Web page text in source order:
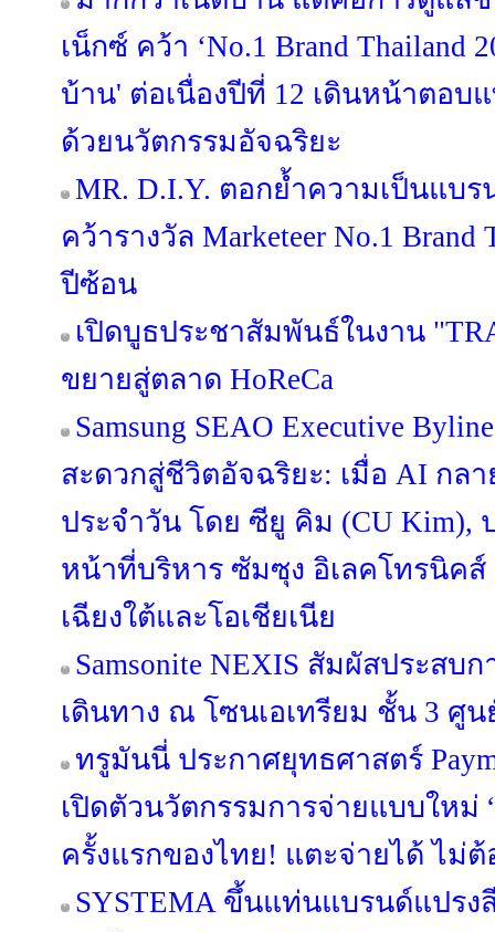
เน็กซ์ คว้า ‘No.1 Brand Thailand
บ้าน' ต่อเนื่องปีที่ 12 เดินหน้าตอบ
ด้วยนวัตกรรมอัจฉริยะ
MR. D.I.Y. ตอกย้ำความเป็นแบ
คว้ารางวัล Marketeer No.1 Brand
ปีซ้อน
เปิดบูธประชาสัมพันธ์ในงาน
ขยายสู่ตลาด HoReCa
Samsung SEAO Executive
สะดวกสู่ชีวิตอัจฉริยะ: เมื่อ AI กล
ประจำวัน โดย ซียู คิม (CU Kim),
หน้าที่บริหาร ซัมซุง อิเลคโทรนิค
เฉียงใต้และโอเชียเนีย
Samsonite NEXIS สัมผัสประส
เดินทาง ณ โซนเอเทรียม ชั้น 3 ศูน
ทรูมันนี่ ประกาศยุทธศาสตร์
เปิดตัวนวัตกรรมการจ่ายแบบใหม่
ครั้งแรกของไทย! แตะจ่ายได้ ไม่ต้
SYSTEMA ขึ้นแท่นแบรนด์แปร